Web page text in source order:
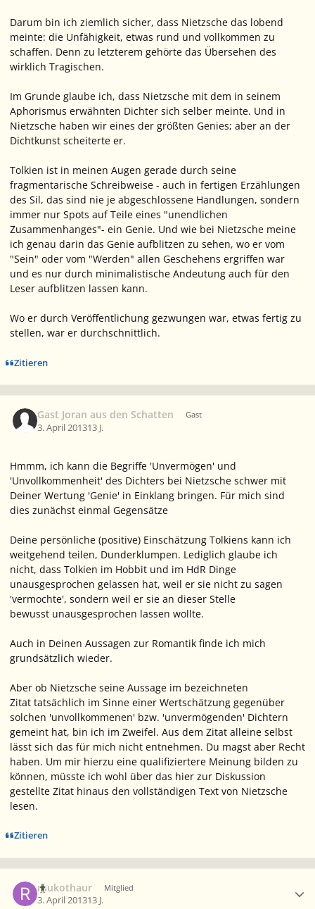
Darum bin ich ziemlich sicher, dass Nietzsche das lobend
meinte: die Unfähigkeit, etwas rund und vollkommen zu
schaffen. Denn zu letzterem gehörte das Übersehen des
wirklich Tragischen.
Im Grunde glaube ich, dass Nietzsche mit dem in seinem
Aphorismus erwähnten Dichter sich selber meinte. Und in
Nietzsche haben wir eines der größten Genies; aber an der
Dichtkunst scheiterte er.
Tolkien ist in meinen Augen gerade durch seine
fragmentarische Schreibweise - auch in fertigen Erzählungen
des Sil, das sind nie je abgeschlossene Handlungen, sondern
immer nur Spots auf Teile eines "unendlichen
Zusammenhanges"- ein Genie. Und wie bei Nietzsche meine
ich genau darin das Genie aufblitzen zu sehen, wo er vom
"Sein" oder vom "Werden" allen Geschehens ergriffen war
und es nur durch minimalistische Andeutung auch für den
Leser aufblitzen lassen kann.
Wo er durch Veröffentlichung gezwungen war, etwas fertig zu
stellen, war er durchschnittlich.
Zitieren
Gast Joran aus den Schatten Gast
3. April 201313 J.
Hmmm, ich kann die Begriffe 'Unvermögen' und
'Unvollkommenheit' des Dichters bei Nietzsche schwer mit
Deiner Wertung 'Genie' in Einklang bringen. Für mich sind
dies zunächst einmal Gegensätze
Deine persönliche (positive) Einschätzung Tolkiens kann ich
weitgehend teilen, Dunderklumpen. Lediglich glaube ich
nicht, dass Tolkien im Hobbit und im HdR Dinge
unausgesprochen gelassen hat, weil er sie nicht zu sagen
'vermochte', sondern weil er sie an dieser Stelle
bewusst unausgesprochen lassen wollte.
Auch in Deinen Aussagen zur Romantik finde ich mich
grundsätzlich wieder.
Aber ob Nietzsche seine Aussage im bezeichneten
Zitat tatsächlich im Sinne einer Wertschätzung gegenüber
solchen 'unvollkommenen' bzw. 'unvermögenden' Dichtern
gemeint hat, bin ich im Zweifel. Aus dem Zitat alleine selbst
lässt sich das für mich nicht entnehmen. Du magst aber Recht
haben. Um mir hierzu eine qualifiziertere Meinung bilden zu
können, müsste ich wohl über das hier zur Diskussion
gestellte Zitat hinaus den vollständigen Text von Nietzsche
lesen.
Zitieren
raukothaur Mitglied
3. April 201313 J.